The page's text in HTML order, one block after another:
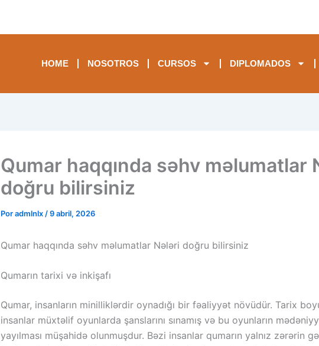
HOME NOSOTROS CURSOS DIPLOMADOS
Qumar haqqında səhv məlumatlar
doğru bilirsiniz
Poradmlnlx /9 abril, 2026
Qumar haqqında səhv məlumatlar Nələri doğru bilirsiniz
Qumarın tarixi və inkişafı
Qumar, insanların minilliklərdir oynadığı bir fəaliyyət növüdür. Tarix
insanlar müxtəlif oyunlarda şanslarını sınamış və bu oyunların
yayılması müşahidə olunmuşdur. Bəzi insanlar qumarın yalnız zərərin